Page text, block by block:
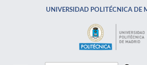
UNIVERSIDAD POLITÉCNICA DE